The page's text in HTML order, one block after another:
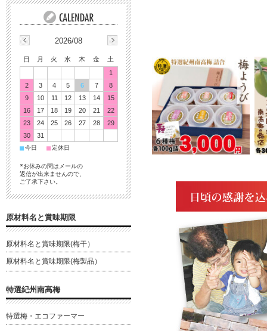
2026/08
日 月 火 水 木 金
土
1
2
3 4 5 6 7
8
9
10 11 12 13 14
15
16
17 18 19 20 21
22
23
24 25 26 27 28
29
30
31
■今日 ■定休日
*お休みの間はメールの
返信が出来ませんので、
ご了承下さい。
原材料名と賞味期限
原材料名と賞味期限(梅干）
原材料名と賞味期限(梅製品）
特選紀州南高梅
特選梅・エコファーマー